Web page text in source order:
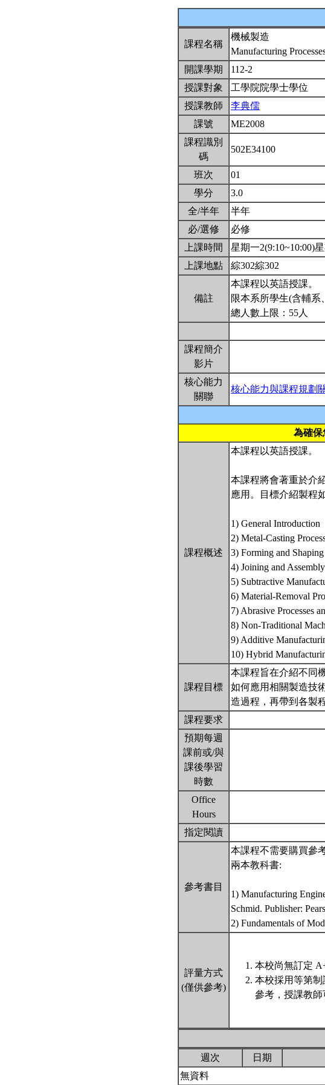
課程名稱
機械製造
Manufacturing
開課學期
112-2
授課對象
工學院院學士學位
授課教師
李典儒
課號
ME2008
課程識別
碼
502E34100
班次
01
學分
3.0
全/半年
半年
必/選修
必修
上課時間
星期一2(9:10~10:00)
上課地點
綜302綜302
備註
本課程以英語授課。
限本系所學生(含輔系
總人數上限：55人
課程簡介
影片
核心能力
關聯
核心能力與課程規劃
為確保
課程概述
本課程以英語授課。
本課程將會著重於介
應用。目標介紹製程
1) General Introduction
2) Metal-Casting
3) Forming and
4) Joining and
5) Subtractive
6) Material-Removal
7) Abrasive Processes
8) Non-Traditional
9) Additive
10) Hybrid
課程目標
本課程旨在介紹不同
如何應用相關製造技
造過程，再帶到各製
課程要求
預期每週
課前或/與
課後學習
時數
Office
Hours
指定閱讀
參考書目
本課程不需要購買參
兩本教科書:
1) Manufacturing
Schmid. Publisher:
2) Fundamentals of
評量方式
(僅供參考)
本校尚無訂定
本校採用等第
參考，授課教
週次
日期
無資料